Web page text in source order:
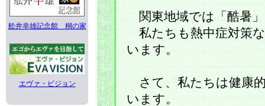
舩井幸雄記念館 桐の家
エヴァ・ビジョン
関東地域では「酷暑
私たちも熱中症対策
います。
さて、私たちは健康
います。